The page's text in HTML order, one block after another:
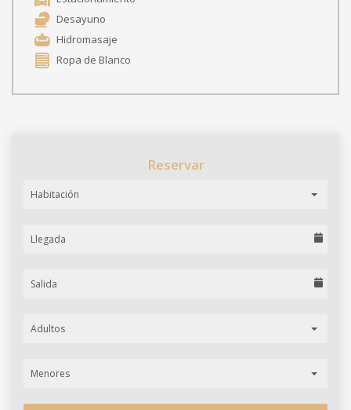
Desayuno
Hidromasaje
Ropa de Blanco
Reservar
Habitación
Adultos
Menores